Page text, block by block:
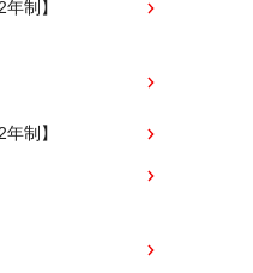
制】
制】